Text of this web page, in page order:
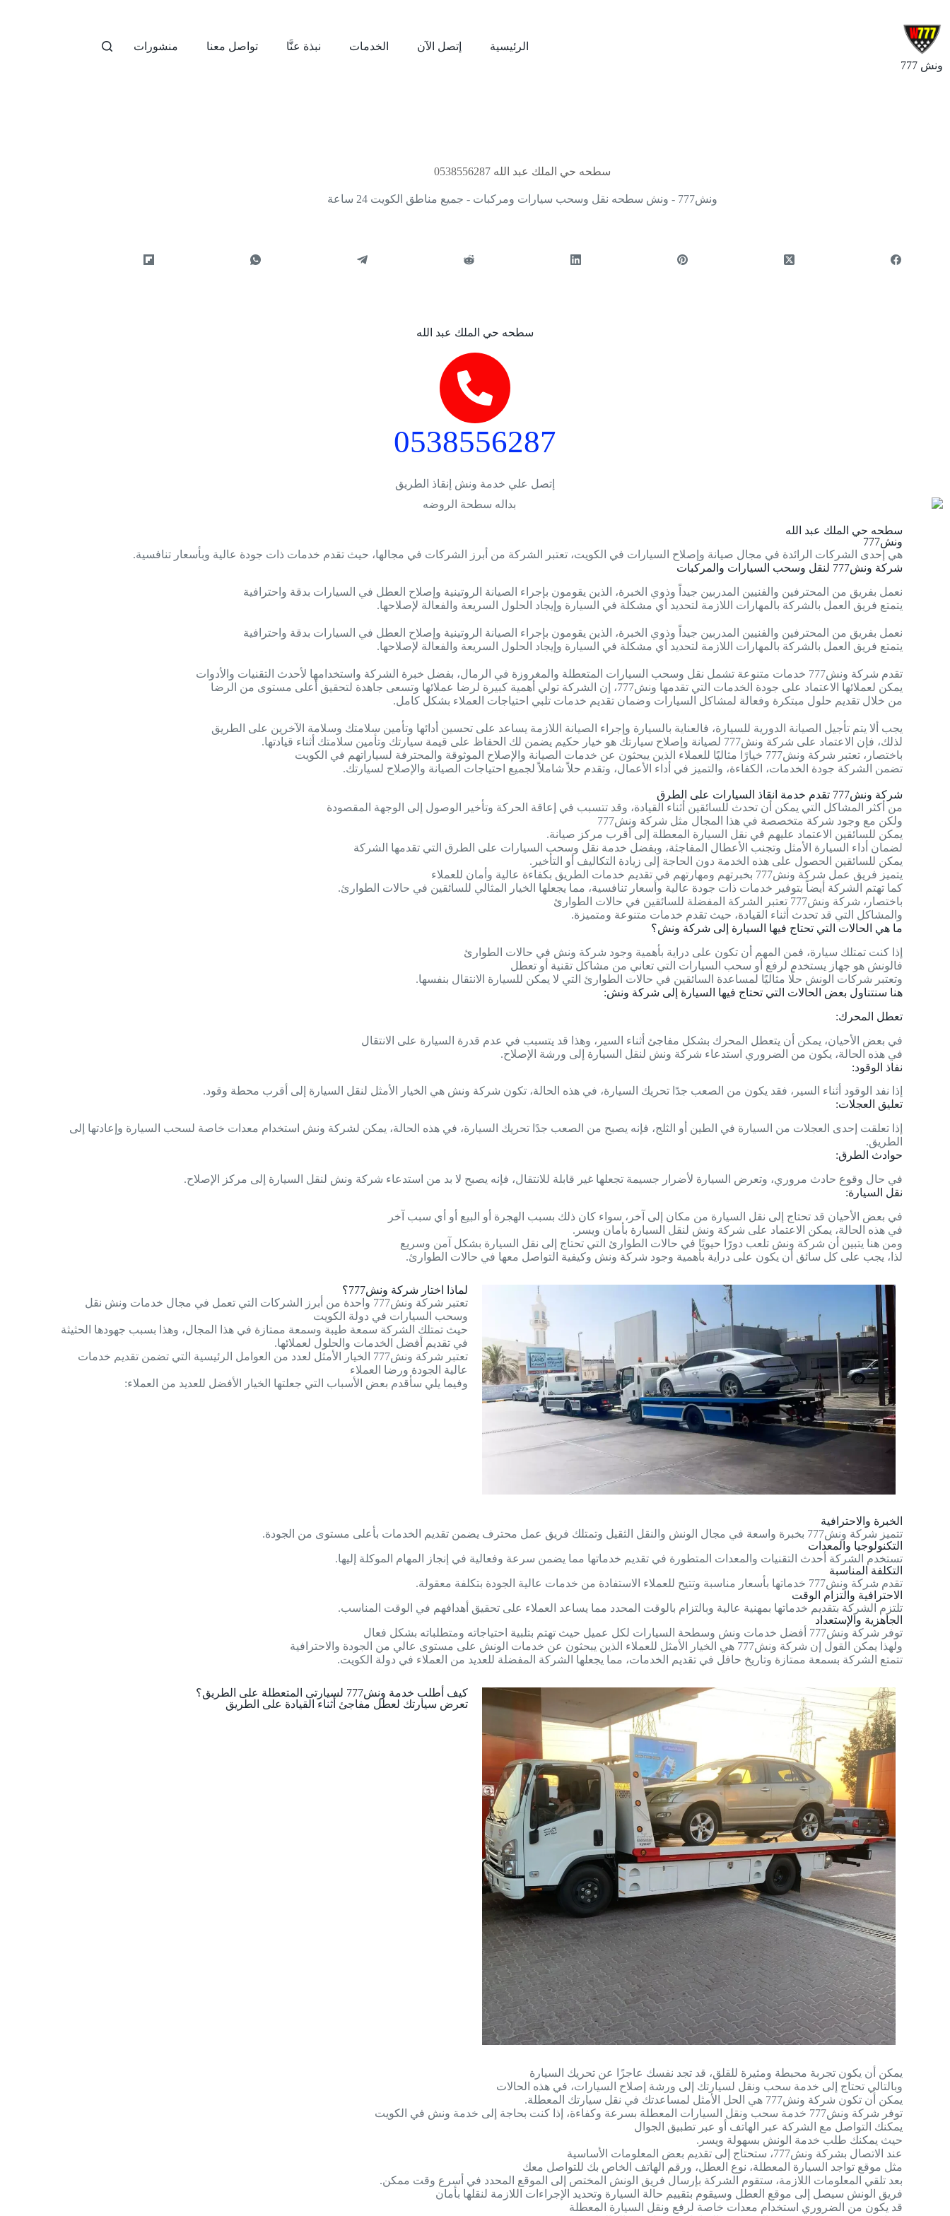
ونش 777
الرئيسية إتصل الآن الخدمات نبذة عنَّا تواصل معنا منشورات
سطحه حي الملك عبد الله 0538556287
ونش777 - ونش سطحه نقل وسحب سيارات ومركبات - جميع مناطق الكويت 24 ساعة
سطحه حي الملك عبد الله
0538556287
إتصل علي خدمة ونش إنقاذ الطريق
سطحه حي الملك عبد الله
ونش777
هي إحدى الشركات الرائدة في مجال صيانة وإصلاح السيارات في الكويت، تعتبر الشركة من أبرز الشركات في مجالها، حيث تقدم خدمات ذات جودة عالية وبأسعار تنافسية.
شركة ونش777 لنقل وسحب السيارات والمركبات
نعمل بفريق من المحترفين والفنيين المدربين جيداً وذوي الخبرة، الذين يقومون بإجراء الصيانة الروتينية وإصلاح العطل في السيارات بدقة واحترافية
يتمتع فريق العمل بالشركة بالمهارات اللازمة لتحديد أي مشكلة في السيارة وإيجاد الحلول السريعة والفعالة لإصلاحها.
نعمل بفريق من المحترفين والفنيين المدربين جيداً وذوي الخبرة، الذين يقومون بإجراء الصيانة الروتينية وإصلاح العطل في السيارات بدقة واحترافية
يتمتع فريق العمل بالشركة بالمهارات اللازمة لتحديد أي مشكلة في السيارة وإيجاد الحلول السريعة والفعالة لإصلاحها.
تقدم شركة ونش777 خدمات متنوعة تشمل نقل وسحب السيارات المتعطلة والمغروزة في الرمال، بفضل خبرة الشركة واستخدامها لأحدث التقنيات والأدوات
يمكن لعملائها الاعتماد على جودة الخدمات التي تقدمها ونش777، إن الشركة تولي أهمية كبيرة لرضا عملائها وتسعى جاهدة لتحقيق أعلى مستوى من الرضا
من خلال تقديم حلول مبتكرة وفعالة لمشاكل السيارات وضمان تقديم خدمات تلبي احتياجات العملاء بشكل كامل.
يجب ألا يتم تأجيل الصيانة الدورية للسيارة، فالعناية بالسيارة وإجراء الصيانة اللازمة يساعد على تحسين أدائها وتأمين سلامتك وسلامة الآخرين على الطريق
لذلك، فإن الاعتماد على شركة ونش777 لصيانة وإصلاح سيارتك هو خيار حكيم يضمن لك الحفاظ على قيمة سيارتك وتأمين سلامتك أثناء قيادتها.
باختصار، تعتبر شركة ونش777 خيارًا مثاليًا للعملاء الذين يبحثون عن خدمات الصيانة والإصلاح الموثوقة والمحترفة لسياراتهم في الكويت
تضمن الشركة جودة الخدمات، الكفاءة، والتميز في أداء الأعمال، وتقدم حلاً شاملاً لجميع احتياجات الصيانة والإصلاح لسيارتك.
شركة ونش777 تقدم خدمة انقاذ السيارات على الطرق
من أكثر المشاكل التي يمكن أن تحدث للسائقين أثناء القيادة، وقد تتسبب في إعاقة الحركة وتأخير الوصول إلى الوجهة المقصودة
ولكن مع وجود شركة متخصصة في هذا المجال مثل شركة ونش777
يمكن للسائقين الاعتماد عليهم في نقل السيارة المعطلة إلى أقرب مركز صيانة.
لضمان أداء السيارة الأمثل وتجنب الأعطال المفاجئة، وبفضل خدمة نقل وسحب السيارات على الطرق التي تقدمها الشركة
يمكن للسائقين الحصول على هذه الخدمة دون الحاجة إلى زيادة التكاليف أو التأخير.
يتميز فريق عمل شركة ونش777 بخبرتهم ومهارتهم في تقديم خدمات الطريق بكفاءة عالية وأمان للعملاء
كما تهتم الشركة أيضاً بتوفير خدمات ذات جودة عالية وأسعار تنافسية، مما يجعلها الخيار المثالي للسائقين في حالات الطوارئ.
باختصار، شركة ونش777 تعتبر الشركة المفضلة للسائقين في حالات الطوارئ
والمشاكل التي قد تحدث أثناء القيادة، حيث تقدم خدمات متنوعة ومتميزة.
ما هي الحالات التي تحتاج فيها السيارة إلى شركة ونش؟
إذا كنت تمتلك سيارة، فمن المهم أن تكون على دراية بأهمية وجود شركة ونش في حالات الطوارئ
فالونش هو جهاز يستخدم لرفع أو سحب السيارات التي تعاني من مشاكل تقنية أو تعطل
وتعتبر شركات الونش حلًا مثاليًا لمساعدة السائقين في حالات الطوارئ التي لا يمكن للسيارة الانتقال بنفسها.
هنا سنتناول بعض الحالات التي تحتاج فيها السيارة إلى شركة ونش:
تعطل المحرك:
في بعض الأحيان، يمكن أن يتعطل المحرك بشكل مفاجئ أثناء السير، وهذا قد يتسبب في عدم قدرة السيارة على الانتقال
في هذه الحالة، يكون من الضروري استدعاء شركة ونش لنقل السيارة إلى ورشة الإصلاح.
نفاذ الوقود:
إذا نفد الوقود أثناء السير، فقد يكون من الصعب جدًا تحريك السيارة، في هذه الحالة، تكون شركة ونش هي الخيار الأمثل لنقل السيارة إلى أقرب محطة وقود.
تعليق العجلات:
إذا تعلقت إحدى العجلات من السيارة في الطين أو الثلج، فإنه يصبح من الصعب جدًا تحريك السيارة، في هذه الحالة، يمكن لشركة ونش استخدام معدات خاصة لسحب السيارة وإعادتها إلى
الطريق.
حوادث الطرق:
في حال وقوع حادث مروري، وتعرض السيارة لأضرار جسيمة تجعلها غير قابلة للانتقال، فإنه يصبح لا بد من استدعاء شركة ونش لنقل السيارة إلى مركز الإصلاح.
نقل السيارة:
في بعض الأحيان قد تحتاج إلى نقل السيارة من مكان إلى آخر، سواء كان ذلك بسبب الهجرة أو البيع أو أي سبب آخر
في هذه الحالة، يمكن الاعتماد على شركة ونش لنقل السيارة بأمان ويسر.
ومن هنا يتبين أن شركة ونش تلعب دورًا حيويًا في حالات الطوارئ التي تحتاج إلى نقل السيارة بشكل آمن وسريع
لذا، يجب على كل سائق أن يكون على دراية بأهمية وجود شركة ونش وكيفية التواصل معها في حالات الطوارئ.
لماذا اختار شركة ونش777؟
تعتبر شركة ونش777 واحدة من أبرز الشركات التي تعمل في مجال خدمات ونش نقل
وسحب السيارات في دولة الكويت
حيث تمتلك الشركة سمعة طيبة وسمعة ممتازة في هذا المجال، وهذا بسبب جهودها الحثيثة
في تقديم أفضل الخدمات والحلول لعملائها.
تعتبر شركة ونش777 الخيار الأمثل لعدد من العوامل الرئيسية التي تضمن تقديم خدمات
عالية الجودة ورضا العملاء
وفيما يلي سأقدم بعض الأسباب التي جعلتها الخيار الأفضل للعديد من العملاء:
الخبرة والاحترافية
تتميز شركة ونش777 بخبرة واسعة في مجال الونش والنقل الثقيل وتمتلك فريق عمل محترف يضمن تقديم الخدمات بأعلى مستوى من الجودة.
التكنولوجيا والمعدات
تستخدم الشركة أحدث التقنيات والمعدات المتطورة في تقديم خدماتها مما يضمن سرعة وفعالية في إنجاز المهام الموكلة إليها.
التكلفة المناسبة
تقدم شركة ونش777 خدماتها بأسعار مناسبة وتتيح للعملاء الاستفادة من خدمات عالية الجودة بتكلفة معقولة.
الاحترافية والتزام الوقت
تلتزم الشركة بتقديم خدماتها بمهنية عالية وبالتزام بالوقت المحدد مما يساعد العملاء على تحقيق أهدافهم في الوقت المناسب.
الجاهزية والإستعداد
توفر شركة ونش777 أفضل خدمات ونش وسطحة السيارات لكل عميل حيث تهتم بتلبية احتياجاته ومتطلباته بشكل فعال
ولهذا يمكن القول إن شركة ونش777 هي الخيار الأمثل للعملاء الذين يبحثون عن خدمات الونش على مستوى عالي من الجودة والاحترافية
تتمتع الشركة بسمعة ممتازة وتاريخ حافل في تقديم الخدمات، مما يجعلها الشركة المفضلة للعديد من العملاء في دولة الكويت.
كيف أطلب خدمة ونش777 لسيارتى المتعطلة على الطريق؟
تعرض سيارتك لعطل مفاجئ أثناء القيادة على الطريق
يمكن أن يكون تجربة محبطة ومثيرة للقلق، قد تجد نفسك عاجزًا عن تحريك السيارة
وبالتالي تحتاج إلى خدمة سحب ونقل لسيارتك إلى ورشة إصلاح السيارات، في هذه الحالات
يمكن أن تكون شركة ونش777 هي الحل الأمثل لمساعدتك في نقل سيارتك المعطلة.
توفر شركة ونش777 خدمة سحب ونقل السيارات المعطلة بسرعة وكفاءة، إذا كنت بحاجة إلى خدمة ونش في الكويت
يمكنك التواصل مع الشركة عبر الهاتف أو عبر تطبيق الجوال
حيث يمكنك طلب خدمة الونش بسهولة ويسر.
عند الاتصال بشركة ونش777، ستحتاج إلى تقديم بعض المعلومات الأساسية
مثل موقع تواجد السيارة المعطلة، نوع العطل، ورقم الهاتف الخاص بك للتواصل معك
بعد تلقي المعلومات اللازمة، ستقوم الشركة بإرسال فريق الونش المختص إلى الموقع المحدد في أسرع وقت ممكن.
فريق الونش سيصل إلى موقع العطل وسيقوم بتقييم حالة السيارة وتحديد الإجراءات اللازمة لنقلها بأمان
قد يكون من الضروري استخدام معدات خاصة لرفع ونقل السيارة المعطلة